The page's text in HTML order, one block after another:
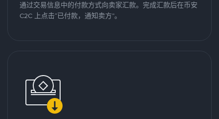
通过交易信息中的付款方式向卖家汇款。完成汇款后在币安
C2C 上点击“已付款，通知卖方”。